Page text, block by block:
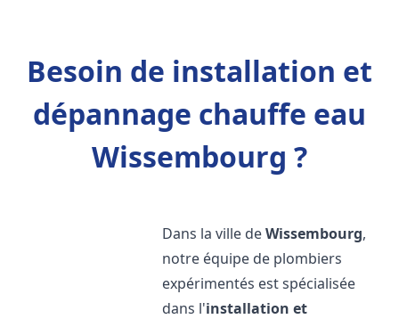
Besoin de installation et
dépannage chauffe eau
Wissembourg ?
Dans la ville deWissembourg,
notre équipe de plombiers
expérimentés est spécialisée
dans l'installation et